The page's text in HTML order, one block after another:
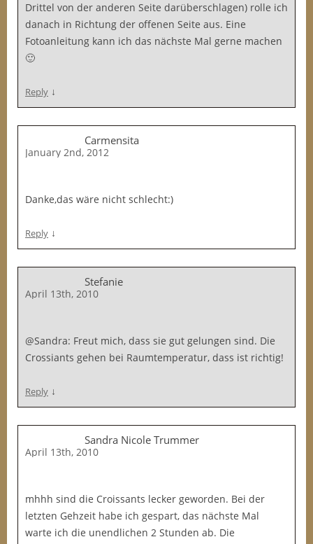
Drittel von der anderen Seite darüberschlagen) rolle ich
danach in Richtung der offenen Seite aus. Eine
Fotoanleitung kann ich das nächste Mal gerne machen
🙂
Reply ↓
Carmensita
January 2nd, 2012
Danke,das wäre nicht schlecht:)
Reply ↓
Stefanie
April 13th, 2010
@Sandra: Freut mich, dass sie gut gelungen sind. Die
Crossiants gehen bei Raumtemperatur, dass ist richtig!
Reply ↓
Sandra Nicole Trummer
April 13th, 2010
mhhh sind die Croissants lecker geworden. Bei der
letzten Gehzeit habe ich gespart, das nächste Mal
warte ich die unendlichen 2 Stunden ab. Die